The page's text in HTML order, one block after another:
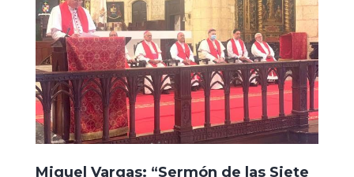
Miguel Vargas: “Sermón de las Siete